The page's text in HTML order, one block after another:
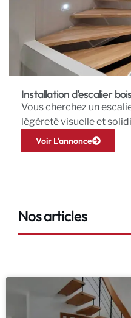
Installation d'escalier
Vous cherchez un
légèreté visuelle et
Voir L'annonce
Nos articles